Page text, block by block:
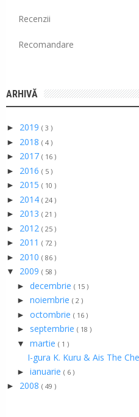
Recenzii
Recomandare
ARHIVĂ
► 2019 ( 3 )
► 2018 ( 4 )
► 2017 ( 16 )
► 2016 ( 5 )
► 2015 ( 10 )
► 2014 ( 24 )
► 2013 ( 21 )
► 2012 ( 25 )
► 2011 ( 72 )
► 2010 ( 86 )
▼ 2009 ( 58 )
► decembrie ( 15 )
► noiembrie ( 2 )
► octombrie ( 16 )
► septembrie ( 18 )
▼ martie ( 1 )
I-gura K. Kuru & Ais The
► ianuarie ( 6 )
► 2008 ( 49 )